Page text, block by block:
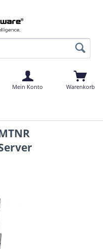
Mein Konto Warenkorb